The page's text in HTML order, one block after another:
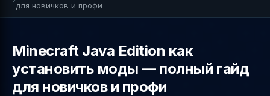
для новичков и профи
Minecraft Java Edition как
установить моды — полный гайд
для новичков и профи